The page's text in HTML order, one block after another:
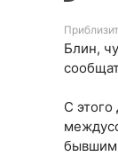
Блин,
С